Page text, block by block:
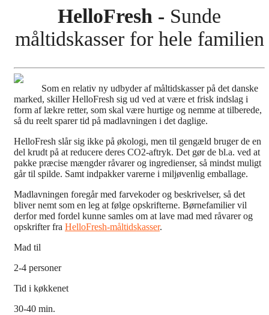
HelloFresh - Sunde
måltidskasser for hele familien
Som en relativ ny udbyder af måltidskasser på det danske
marked, skiller HelloFresh sig ud ved at være et frisk indslag i
form af lækre retter, som skal være hurtige og nemme at tilberede,
så du reelt sparer tid på madlavningen i det daglige.
HelloFresh slår sig ikke på økologi, men til gengæld bruger de en
del krudt på at reducere deres CO2-aftryk. Det gør de bl.a. ved at
pakke præcise mængder råvarer og ingredienser, så mindst muligt
går til spilde. Samt indpakker varerne i miljøvenlig emballage.
Madlavningen foregår med farvekoder og beskrivelser, så det
bliver nemt som en leg at følge opskrifterne. Børnefamilier vil
derfor med fordel kunne samles om at lave mad med råvarer og
opskrifter fra HelloFresh-måltidskasser.
Mad til
2-4 personer
Tid i køkkenet
30-40 min.